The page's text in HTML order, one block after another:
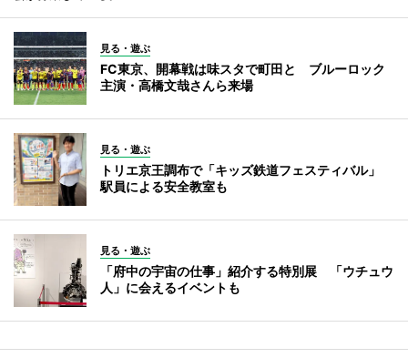
見る・遊ぶ
FC東京、開幕戦は味スタで町田と ブルーロック
主演・高橋文哉さんら来場
見る・遊ぶ
トリエ京王調布で「キッズ鉄道フェスティバル」
駅員による安全教室も
見る・遊ぶ
「府中の宇宙の仕事」紹介する特別展 「ウチュウ
人」に会えるイベントも